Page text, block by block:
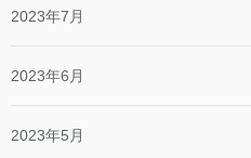
2023年7月
2023年6月
2023年5月